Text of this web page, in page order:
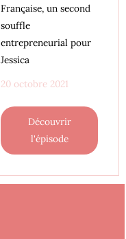
Française, un second
souffle
entrepreneurial pour
Jessica
20 octobre 2021
Découvrir
l'épisode